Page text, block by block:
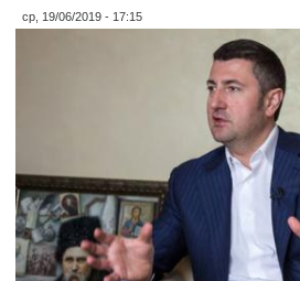
ср, 19/06/2019 - 17:15